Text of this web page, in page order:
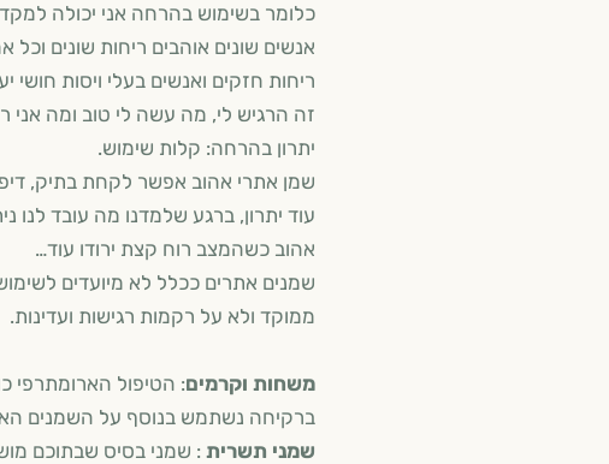
כלומר בשימוש בהרחה אני יכולה
אנשים שונים אוהבים ריחות שונים
ריחות חזקים ואנשים בעלי ויסות
זה הרגיש לי, מה עשה לי טוב ומה אני
יתרון בהרחה: קלות שימוש.
שמן אתרי אהוב אפשר לקחת בתיק,
עוד יתרון, ברגע שלמדנו מה עובד
אהוב כשהמצב רוח קצת ירודו עוד…
שמנים אתרים ככלל לא מיועדים
ממוקד ולא על רקמות רגישות ועדינות.
משחות וקרמים: הטיפול הארומתרפי
ברקיחה נשתמש בנוסף על השמנים
שמני תשרית : שמני בסיס שבתוכם